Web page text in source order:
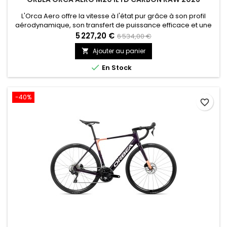
L'Orca Aero offre la vitesse à l'état pur grâce à son profil
aérodynamique, son transfert de puissance efficace et une
conduite précise. Il est conçu pour les cyclistes qui veulent
exploiter chaque watt.
5 227,20 € 6 534,00 €
 Ajouter au panier
 En Stock
-40%
favorite_border